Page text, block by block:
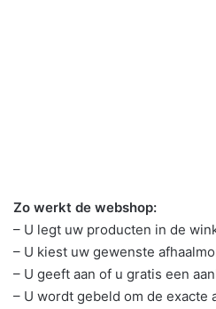
Zo werkt de webshop:
– U legt uw producten in de
– U kiest uw gewenste
– U geeft aan of u gratis een
– U wordt gebeld om de exacte